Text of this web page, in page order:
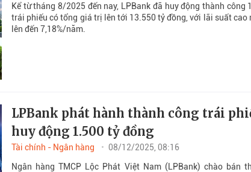
Kể từ tháng 8/2025 đến nay, LPBank đã huy động thành công
trái phiếu có tổng giá trị lên tới 13.550 tỷ đồng, với lãi suất cao
lên đến 7,18%/năm.
LPBank phát hành thành công trái
huy động 1.500 tỷ đồng
Tài chính - Ngân hàng
08/12/2025, 08:16
Ngân hàng TMCP Lộc Phát Việt Nam (LPBank) chào bán